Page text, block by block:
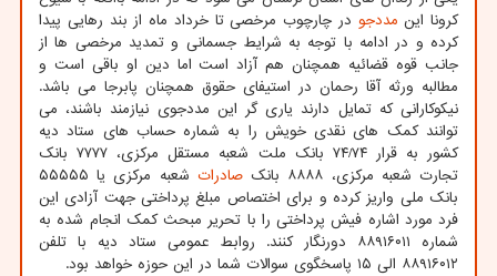
کرونا این مددجو در چارچوب مرخصی تا خرداد ماه از بند رهایی پیدا
کرده و در ادامه با توجه به شرایط جسمانی و تمدید مرخصی ها از
جانب قوه قضائیه همچنان هم آزاد است اما دین او باقی است و
مطالبه ورثه آقا رحمان در استیفای حقوق همچنان پابرجا می باشد.
نیکوکارانی که تمایل دارند یاری گر این مددجوی نیازمند باشند، می
توانند کمک های نقدی خویش را به شماره حساب های ستاد دیه
کشور به قرار ۷۴/۷۴ بانک ملت شعبه مستقل مرکزی، ۷۷۷۷ بانک
تجارت شعبه مرکزی، ۸۸۸۸ بانک
صادرات
شعبه مرکزی یا ۵۵۵۵۵
بانک ملی واریز کرده و برای اختصاص مبلغ پرداختی جهت آزادی این
فرد مورد اشاره فیش پرداختی را با تحریر مبحث کمک انجام شده به
شماره ۸۸۹۱۶۰۱۱ دورنگار کنند. روابط عمومی ستاد دیه با تلفن
۸۸۹۱۶۰۱۲ الی ۱۵ پاسخگوی سوالات شما در این حوزه خواهد بود.